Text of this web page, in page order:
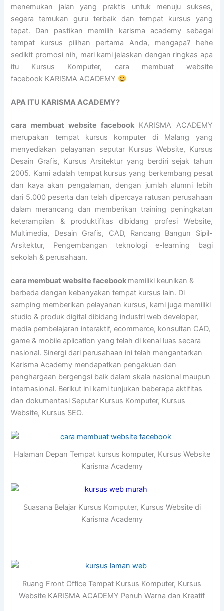
menemukan jalan yang praktis untuk menuju sukses,
segera temukan guru terbaik dan tempat kursus yang
tepat. Dan pastikan memilih karisma academy sebagai
tempat kursus pilihan pertama Anda, mengapa? hehe
sedikit promosi nih, mari kami jelaskan dengan ringkas apa
itu Kursus Komputer, cara membuat website
facebook KARISMA ACADEMY
APA ITU KARISMA ACADEMY?
cara membuat website facebook KARISMA ACADEMY
merupakan tempat kursus komputer di Malang yang
menyediakan pelayanan seputar Kursus Website, Kursus
Desain Grafis, Kursus Arsitektur yang berdiri sejak tahun
2005. Kami adalah tempat kursus yang berkembang pesat
dan kaya akan pengalaman, dengan jumlah alumni lebih
dari 5.000 peserta dan telah dipercaya ratusan perusahaan
dalam merancang dan memberikan training peningkatan
keterampilan & produktifitas dibidang profesi Website,
Multimedia, Desain Grafis, CAD, Rancang Bangun Sipil-
Arsitektur, Pengembangan teknologi e-learning bagi
sekolah & perusahaan.
cara membuat website facebook memiliki keunikan &
berbeda dengan kebanyakan tempat kursus lain. Di
samping memberikan pelayanan kursus, kami juga memiliki
studio & produk digital dibidang industri web developer,
media pembelajaran interaktif, ecommerce, konsultan CAD,
game & mobile aplication yang telah di kenal luas secara
nasional. Sinergi dari perusahaan ini telah mengantarkan
Karisma Academy mendapatkan pengakuan dan
penghargaan bergengsi baik dalam skala nasional maupun
internasional. Berikut ini kami tunjukan beberapa aktifitas
dan dokumentasi Seputar Kursus Komputer, Kursus
Website, Kursus SEO.
Halaman Depan Tempat kursus komputer, Kursus Website
Karisma Academy
Suasana Belajar Kursus Komputer, Kursus Website di
Karisma Academy
Ruang Front Office Tempat Kursus Komputer, Kursus
Website KARISMA ACADEMY Penuh Warna dan Kreatif